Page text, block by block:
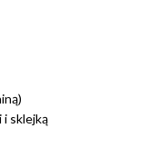
i sklejką